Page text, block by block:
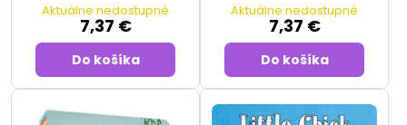
Aktuálne nedostupné
7,37 €
Do košíka
Aktuálne nedostupné
7,37 €
Do košíka